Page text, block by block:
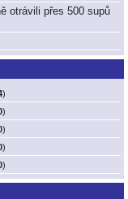
otrávili přes 500 supů
)
)
)
)
)